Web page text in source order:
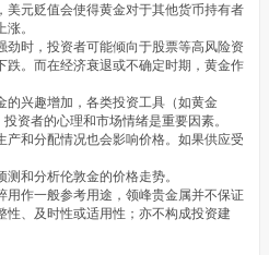
美元贬值会使得黄金对于其他货币持有者
。
劲时，投资者可能倾向于股票等高风险资
跌。而在经济衰退或不确定时期，黄金作
的兴趣增加，各类投资工具（如黄金
资者的心理和市场情绪是重要因素。
产和分配情况也会影响价格。如果供应受
和分析伦敦金的价格走势。
用作一般参考用途，领峰贵金属并不保证
性、及时性或适用性；亦不构成投资建